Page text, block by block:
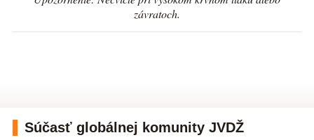
závratoch.
Súčasť globálnej komunity JVDŽ